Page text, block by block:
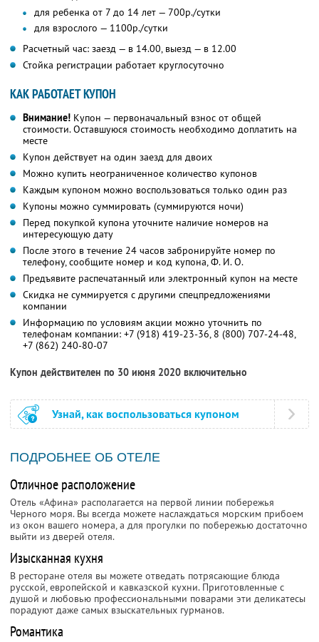
для ребенка от 7 до 14 лет — 700р./сутки
для взрослого — 1100р./сутки
Расчетный час: заезд — в 14.00, выезд — в 12.00
Стойка регистрации работает круглосуточно
КАК РАБОТАЕТ КУПОН
Внимание! Купон — первоначальный взнос от общей
стоимости. Оставшуюся стоимость необходимо доплатить на
месте
Купон действует на один заезд для двоих
Можно купить неограниченное количество купонов
Каждым купоном можно воспользоваться только один раз
Купоны можно суммировать (суммируются ночи)
Перед покупкой купона уточните наличие номеров на
интересующую дату
После этого в течение 24 часов забронируйте номер по
телефону, сообщите номер и код купона,Ф. И. О.
Предъявите распечатанный или электронный купон на месте
Скидка не суммируется с другими спецпредложениями
компании
Информацию по условиям акции можно уточнить по
телефонам компании: +7 (918) 419-23-36, 8 (800) 707-24-48,
+7 (862) 240-80-07
Купон действителен по 30 июня 2020 включительно
Узнай, как воспользоваться купоном
ПОДРОБНЕЕ ОБ ОТЕЛЕ
Отличное расположение
Отель «Афина» располагается на первой линии побережья
Черного моря. Вы всегда можете наслаждаться морским прибоем
из окон вашего номера, а для прогулки по побережью достаточно
выйти из дверей отеля.
Изысканная кухня
В ресторане отеля вы можете отведать потрясающие блюда
русской, европейской и кавказской кухни. Приготовленные с
душой и любовью профессиональными поварами эти деликатесы
порадуют даже самых взыскательных гурманов.
Романтика